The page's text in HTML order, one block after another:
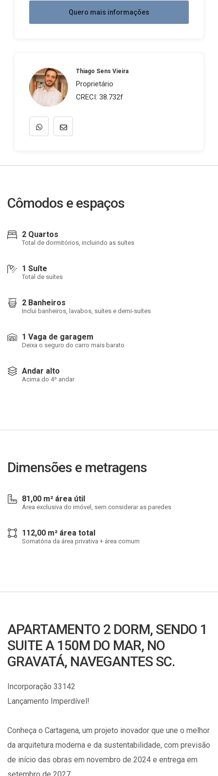
Quero mais informações
Thiago Sens Vieira
Proprietário
CRECI: 38.732f
Cômodos e espaços
2 Quartos
Total de dormitórios, incluindo as suítes
1 Suíte
Total de suítes
2 Banheiros
Inclui banheiros, lavabos, suítes e demi-suítes
1 Vaga de garagem
Deixa o seguro do carro mais barato
Andar alto
Acima do 4º andar
Dimensões e metragens
81,00 m² área útil
Área exclusiva do imóvel, sem considerar as paredes
112,00 m² área total
Somatória da área privativa + área comum
APARTAMENTO 2 DORM, SENDO 1
SUITE A 150M DO MAR, NO
GRAVATÁ, NAVEGANTES SC.
Incorporação 33142
Lançamento Imperdível!
Conheça o Cartagena, um projeto inovador que une o melhor
da arquitetura moderna e da sustentabilidade, com previsão
de início das obras em novembro de 2024 e entrega em